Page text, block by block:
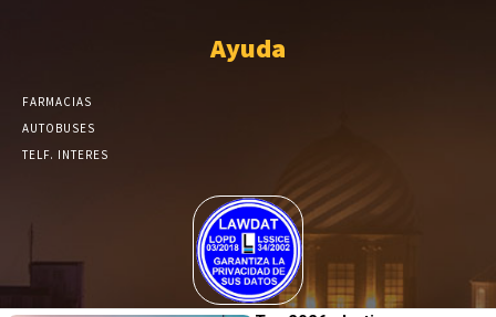
Ayuda
FARMACIAS
AUTOBUSES
TELF. INTERES